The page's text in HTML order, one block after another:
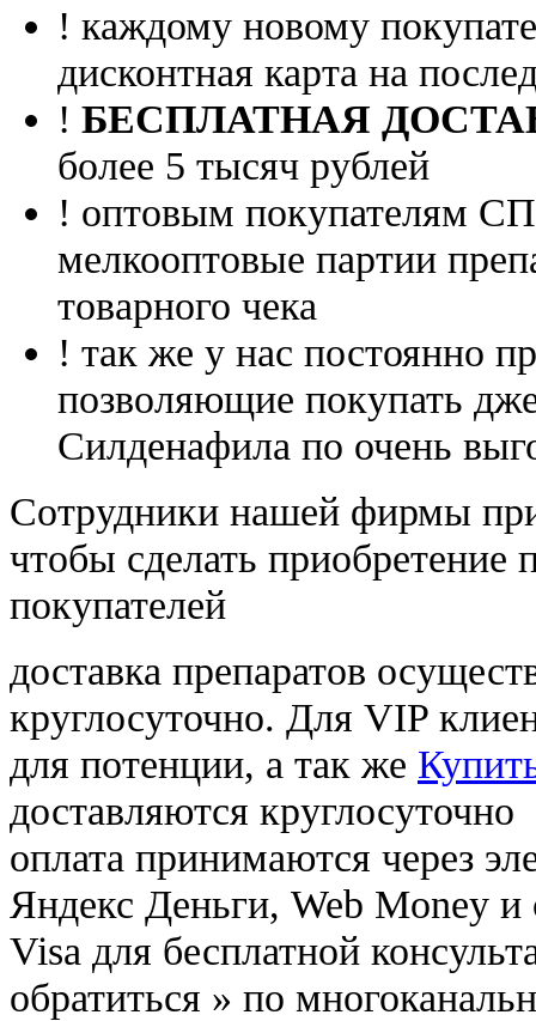
! каждому новому
дисконтная карта на
! БЕСПЛАТНАЯ
более 5 тысяч рублей
! оптовым покупателям
мелкооптовые партии
товарного чека
! так же у нас постоянно
позволяющие покупать
Силденафила по очень
Cотрудники нашей фирмы
чтобы сделать приобретение
покупателей
доставка препаратов
круглосуточно. Для VIP
для потенции, а так же
доставляются круглосуточно
оплата принимаются через
Яндекс Деньги, Web Money и
Visa для бесплатной
обратиться » по